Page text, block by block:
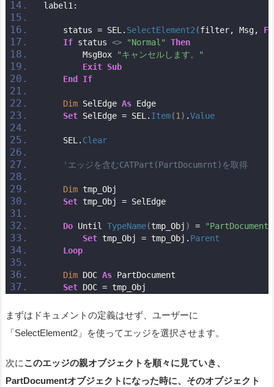
label1:
    status = SEL.
SelectElement2(filter, Msg,
If status <> "Normal"
Then
        MsgBox
"キャンセルします。"
Exit Sub
End
If
Dim SelEdge As Edge
Set SelEdge = SEL. Item(1) .Value
    SEL.
Clear
'エッジを含むCATPart(PartDocumrnt)を取得
Dim tmp_Obj
Set tmp_Obj = SelEdge
Do Until TypeName(tmp_Obj ) =
"PartDocument"
Set tmp_Obj = tmp_Obj. Parent
Loop
Dim DOC As PartDocument
Set DOC = tmp_Obj
まずはドキュメントの定義はせず、ユーザーに
「SelectElement2」を使ってエッジを選択させます。
次にこのエッジの親オブジェクトを順々に見ていき、
PartDocumentオブジェクトになった時に、そのオブジェクト